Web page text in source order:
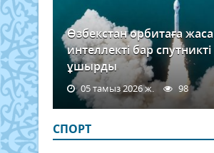
Өзбекстан орбитаға
интеллекті бар спутникті
ұшырды
05 тамыз 2026 ж. 98
СПОРТ